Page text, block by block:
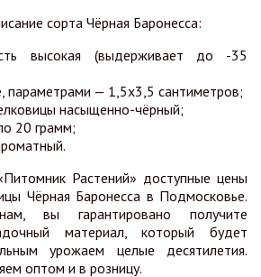
сорта Чёрная Баронесса:
высокая (выдерживает до -35
параметрами — 1,5х3,5 сантиметров;
насыщенно-чёрный;
20 грамм;
Растений» доступные цены
Чёрная Баронесса в Подмосковье.
вы гарантировано получите
материал, который будет
урожаем целые десятилетия.
оптом и в розницу.